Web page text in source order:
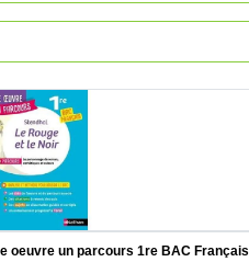
oeuvre un parcours 1re BAC Français